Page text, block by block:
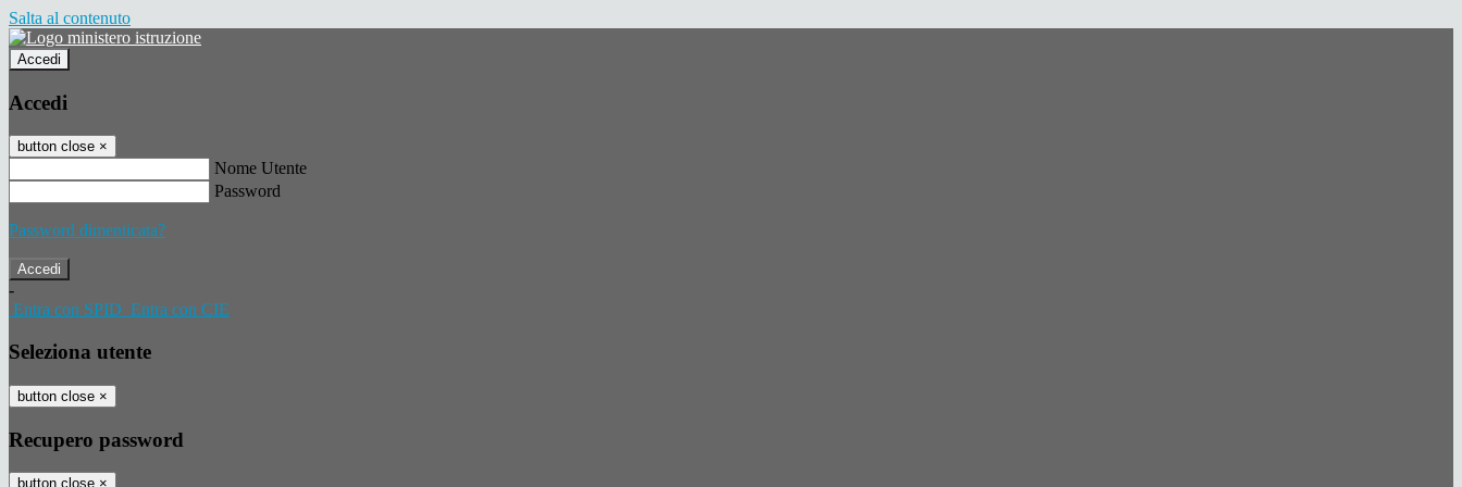
Salta al contenuto
Accedi
Accedi
button close ×
Nome Utente
Password
Password dimenticata?
-
Entra con SPID Entra con CIE
Seleziona utente
button close ×
Recupero password
button close ×